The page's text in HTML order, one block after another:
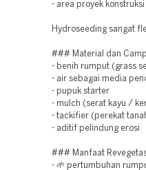
- area proyek konstruksi
Hydroseeding sangat
### Material dan
- benih rumput (grass
- air sebagai media
- pupuk starter
- mulch (serat kayu /
- tackifier (perekat
- aditif pelindung erosi
### Manfaat
- 🌱 pertumbuhan